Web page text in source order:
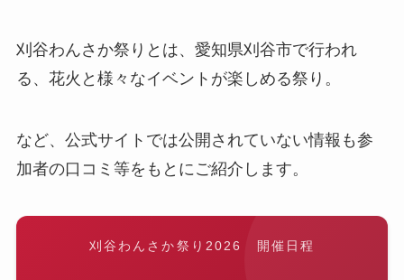
刈谷わんさか祭りとは、愛知県刈谷市で行われ
る、花火と様々なイベントが楽しめる祭り。
など、公式サイトでは公開されていない情報も参
加者の口コミ等をもとにご紹介します。
刈谷わんさか祭り2026 開催日程